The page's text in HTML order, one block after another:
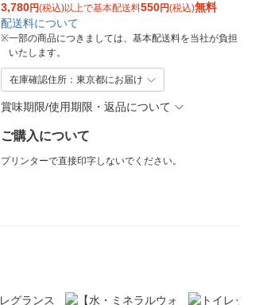
3,780円(税込)以上で基本配送料550円(税込)無料
配送料について
※一部の商品につきましては、基本配送料を当社が負担
いたします。
在庫確認住所：東京都にお届け
賞味期限/使用期限・返品について
ご購入について
プリンターで直接印字しないでください。